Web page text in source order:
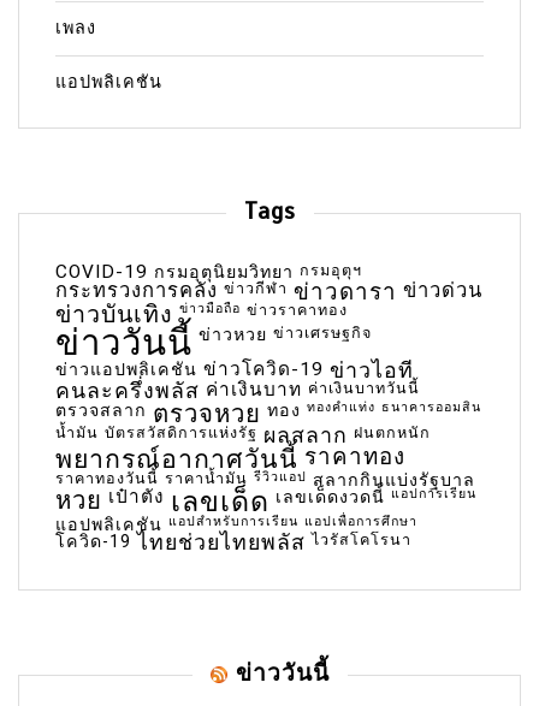
เพลง
แอปพลิเคชัน
Tags
COVID-19 กรมอุตุนิยมวิทยา กรมอุตุฯ
กระทรวงการคลัง ข่าวกีฬา ข่าวดารา ข่าวด่วน
ข่าวบันเทิง ข่าวมือถือ ข่าวราคาทอง
ข่าววันนี้ ข่าวหวย ข่าวเศรษฐกิจ
ข่าวแอปพลิเคชัน ข่าวโควิด-19 ข่าวไอที
คนละครึ่งพลัส ค่าเงินบาท ค่าเงินบาทวันนี้
ตรวจสลาก ตรวจหวย ทอง ทองคำแท่ง ธนาคารออมสิน
น้ำมัน บัตรสวัสดิการแห่งรัฐ ผลสลาก ฝนตกหนัก
พยากรณ์อากาศวันนี้ ราคาทอง
ราคาทองวันนี้ ราคาน้ำมัน รีวิวแอป สลากกินแบ่งรัฐบาล
หวย เป๋าตัง เลขเด็ด เลขเด็ดงวดนี้ แอปการเรียน
แอปพลิเคชัน แอปสำหรับการเรียน แอปเพื่อการศึกษา
โควิด-19 ไทยช่วยไทยพลัส ไวรัสโคโรนา
ข่าววันนี้